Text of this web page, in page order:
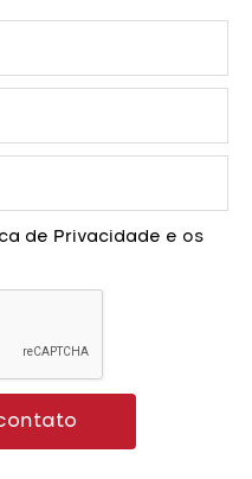
de Privacidade e os